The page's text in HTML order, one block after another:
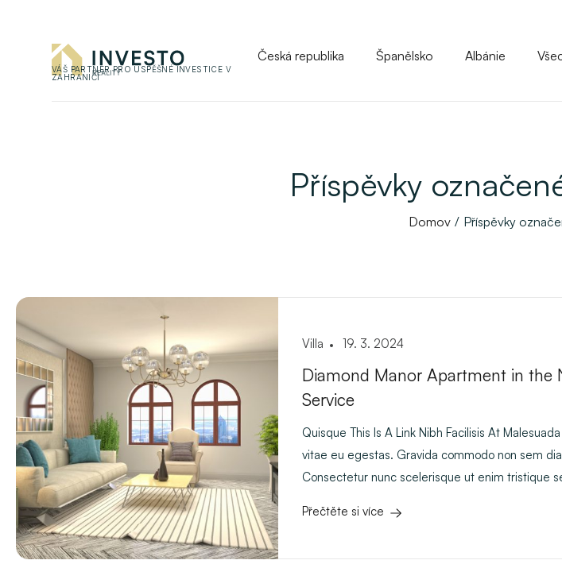
VÁŠ PARTNER PRO ÚSPĚŠNÉ INVESTICE V
ZAHRANIČÍ
Česká republika Španělsko Albánie
Příspěvky
Domov Příspěvky
Villa 19. 3. 2024
Diamond Manor Apartment in the
Service
Quisque This Is A Link Nibh Facilisis At
vitae eu egestas. Gravida commodo non sem
Consectetur nunc scelerisque ut enim tristique
Přečtěte si více